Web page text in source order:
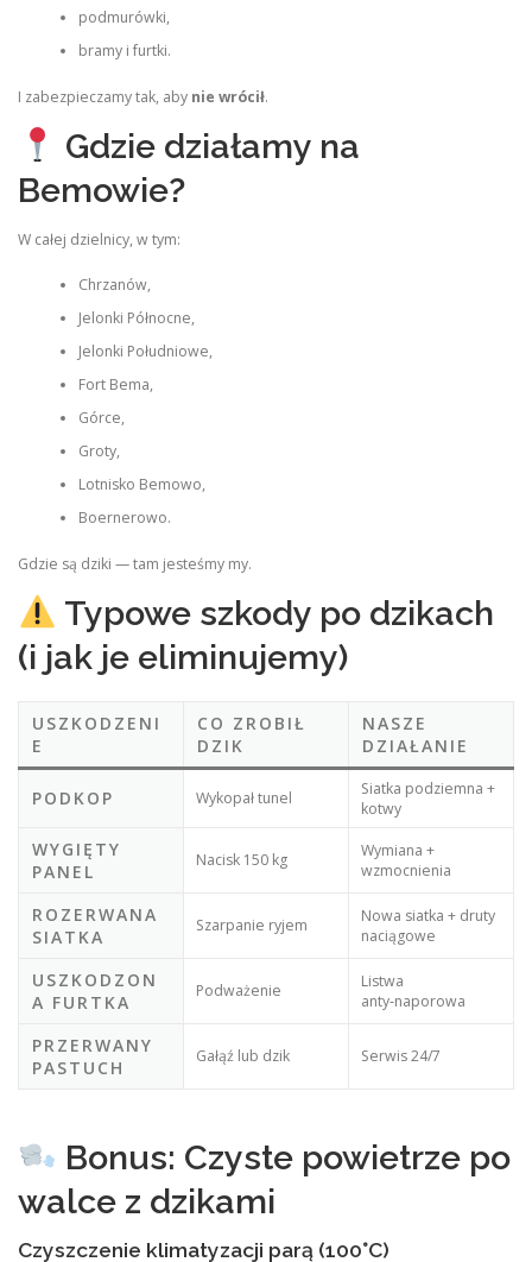
podmurówki,
bramy i furtki.
I zabezpieczamy tak, aby nie wrócił.
Gdzie działamy na
Bemowie?
W całej dzielnicy, w tym:
Chrzanów,
Jelonki Północne,
Jelonki Południowe,
Fort Bema,
Górce,
Groty,
Lotnisko Bemowo,
Boernerowo.
Gdzie są dziki — tam jesteśmy my.
Typowe szkody po dzikach
(i jak je eliminujemy)
USZKODZENI
E
CO ZROBIŁ
DZIK
NASZE
DZIAŁANIE
PODKOP Wykopał tunel
Siatka podziemna +
kotwy
WYGIĘTY
PANEL
Nacisk 150 kg
Wymiana +
wzmocnienia
ROZERWANA
SIATKA
Szarpanie ryjem
Nowa siatka + druty
naciągowe
USZKODZON
A FURTKA
Podważenie
Listwa
anty‑naporowa
PRZERWANY
PASTUCH
Gałąź lub dzik Serwis 24/7
Bonus: Czyste powietrze po
walce z dzikami
Czyszczenie klimatyzacji parą (100°C)